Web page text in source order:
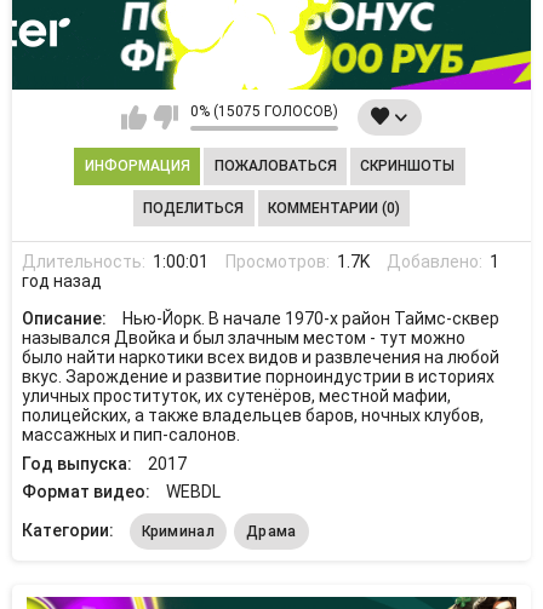
0% (15075 ГОЛОСОВ)
ИНФОРМАЦИЯ ПОЖАЛОВАТЬСЯ СКРИНШОТЫ
ПОДЕЛИТЬСЯ КОММЕНТАРИИ (0)
Длительность: 1:00:01 Просмотров: 1.7K Добавлено: 1
год назад
Описание:
Нью-Йорк. В начале 1970-х район Таймс-сквер
назывался Двойка и был злачным местом - тут можно
было найти наркотики всех видов и развлечения на любой
вкус. Зарождение и развитие порноиндустрии в историях
уличных проституток, их сутенёров, местной мафии,
полицейских, а также владельцев баров, ночных клубов,
массажных и пип-салонов.
Год выпуска:
2017
Формат видео:
WEBDL
Категории:
Криминал Драма